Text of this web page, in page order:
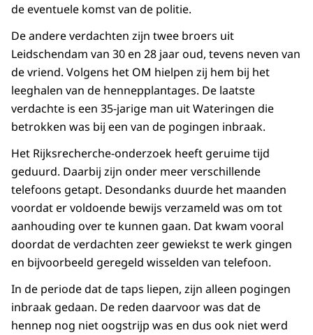
de eventuele komst van de politie.
De andere verdachten zijn twee broers uit
Leidschendam van 30 en 28 jaar oud, tevens neven van
de vriend. Volgens het OM hielpen zij hem bij het
leeghalen van de hennepplantages. De laatste
verdachte is een 35-jarige man uit Wateringen die
betrokken was bij een van de pogingen inbraak.
Het Rijksrecherche-onderzoek heeft geruime tijd
geduurd. Daarbij zijn onder meer verschillende
telefoons getapt. Desondanks duurde het maanden
voordat er voldoende bewijs verzameld was om tot
aanhouding over te kunnen gaan. Dat kwam vooral
doordat de verdachten zeer gewiekst te werk gingen
en bijvoorbeeld geregeld wisselden van telefoon.
In de periode dat de taps liepen, zijn alleen pogingen
inbraak gedaan. De reden daarvoor was dat de
hennep nog niet oogstrijp was en dus ook niet werd